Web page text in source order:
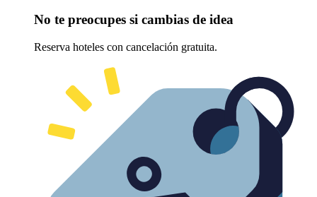
No te preocupes si cambias de idea
Reserva hoteles con cancelación gratuita.